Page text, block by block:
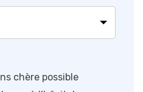
chère possible